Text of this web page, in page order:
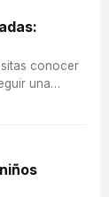
conocer
una